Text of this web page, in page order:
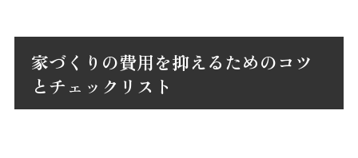
家づくりの費用を抑えるためのコツ
とチェックリスト